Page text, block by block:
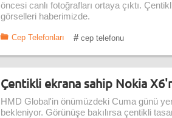
öncesi canlı fotoğrafları ortaya çıktı.
görselleri haberimizde.
Cep Telefonları # cep telefonu
Çentikli ekrana sahip Nokia
HMD Global'in önümüzdeki Cuma günü
bekleniyor. Görünüşe bakılırsa çentikli